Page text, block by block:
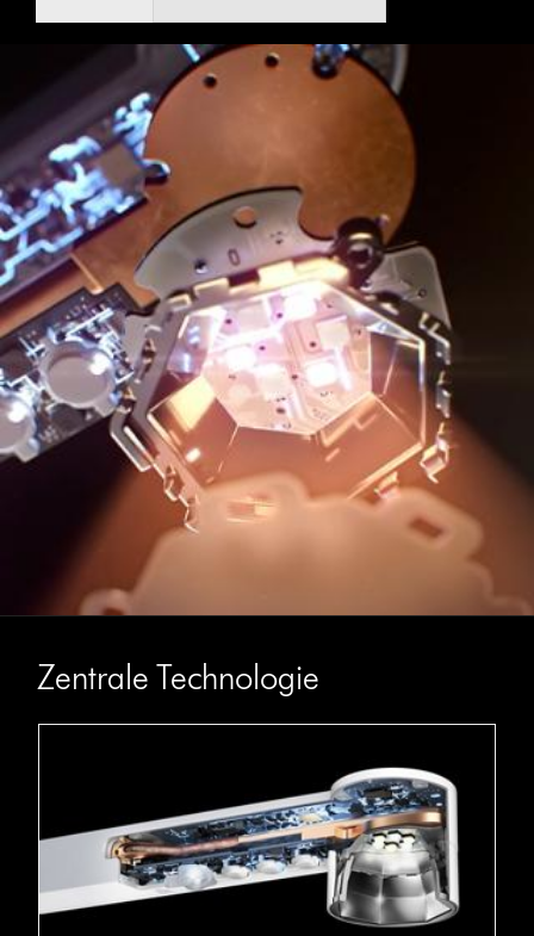
Zentrale Technologie